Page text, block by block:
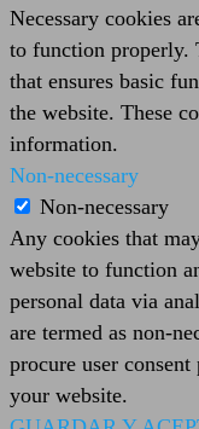
Necessary cookies
to function properly.
that ensures basic
the website. These
information.
Non-necessary
Non-necessary
Any cookies that
website to function
personal data via
are termed as non-
procure user
your website.